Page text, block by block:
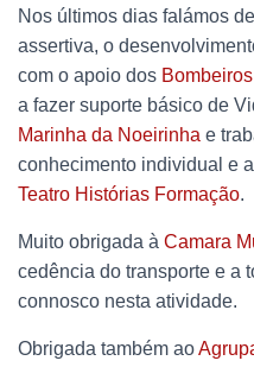
Nos últimos dias falámos
assertiva, o
com o apoio dos
a fazer suporte básico de
Marinha da Noeirinha e
conhecimento individual e
Teatro Histórias Formação.
Muito obrigada à Camara
cedência do transporte e a
connosco nesta atividade.
Obrigada também ao